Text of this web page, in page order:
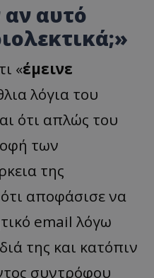
αν αυτό
«έμεινε
λόγια του
ότι απλώς του
των
της
αποφάσισε να
email λόγω
της και κατόπιν
συντρόφου